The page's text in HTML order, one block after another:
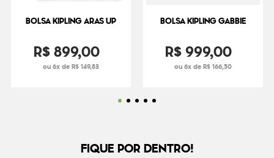
BOLSA KIPLING ARAS UP
R$899,00
ou 6x de R$ 149,83
BOLSA KIPLING GABBIE
R$999,00
ou 6x de R$ 166,50
FIQUE POR DENTRO!